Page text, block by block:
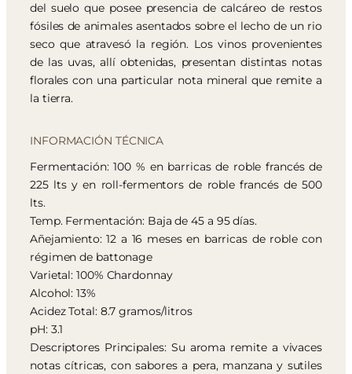
del suelo que posee presencia de calcáreo de restos
fósiles de animales asentados sobre el lecho de un rio
seco que atravesó la región. Los vinos provenientes
de las uvas, allí obtenidas, presentan distintas notas
florales con una particular nota mineral que remite a
la tierra.
INFORMACIÓN TÉCNICA
Fermentación: 100 % en barricas de roble francés de
225 lts y en roll-fermentors de roble francés de 500
lts.
Temp. Fermentación: Baja de 45 a 95 días.
Añejamiento: 12 a 16 meses en barricas de roble con
régimen de battonage
Varietal: 100% Chardonnay
Alcohol: 13%
Acidez Total: 8.7 gramos/litros
pH: 3.1
Descriptores Principales: Su aroma remite a vivaces
notas cítricas, con sabores a pera, manzana y sutiles